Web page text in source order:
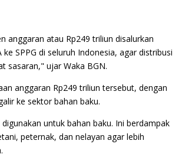
anggaran atau Rp249 triliun disalurkan
ke SPPG di seluruh Indonesia, agar distribusi
sasaran," ujar Waka BGN.
anggaran Rp249 triliun tersebut, dengan
ke sektor bahan baku.
untuk bahan baku. Ini berdampak
peternak, dan nelayan agar lebih